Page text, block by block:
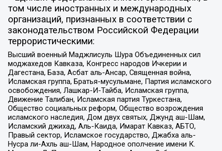
том числе иностранных и международных
организаций, признанных в соответствии с
законодательством Российской Федерации
террористическими:
Высший военный Маджлисуль Шура Объединенных сил
моджахедов Кавказа, Конгресс народов Ичкерии и
Дагестана, База, Асбат аль-Ансар, Священная война,
Исламская группа, Братья-мусульмане, Партия исламского
освобождения, Лашкар-И-Тайба, Исламская группа,
Движение Талибан, Исламская партия Туркестана,
Общество социальных реформ, Общество возрождения
исламского наследия, Дом двух святых, Джунд аш-Шам,
Исламский джихад, Аль-Каида, Имарат Кавказ, АБТО,
Правый сектор, Исламское государство, Джабха аль-
Нусра ли-Ахль аш-Шам, Народное ополчение имени К.